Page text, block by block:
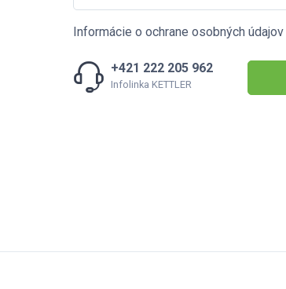
Informácie o ochrane osobných údajov
+421 222 205 962
Infolinka KETTLER